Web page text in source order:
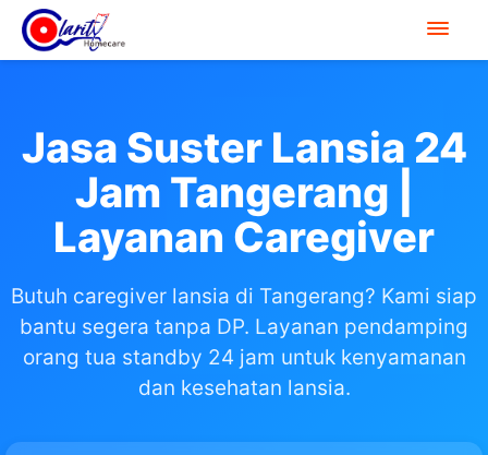
Jasa Suster Lansia 24
Jam Tangerang |
Layanan Caregiver
Butuh caregiver lansia di Tangerang? Kami siap
bantu segera tanpa DP. Layanan pendamping
orang tua standby 24 jam untuk kenyamanan
dan kesehatan lansia.